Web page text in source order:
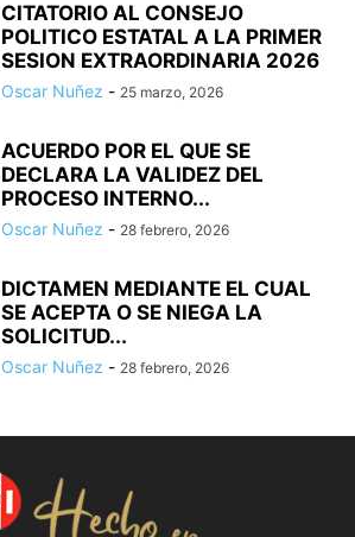
CITATORIO AL CONSEJO
POLITICO ESTATAL A LA PRIMER
SESION EXTRAORDINARIA 2026
Oscar Nuñez - 25 marzo, 2026
ACUERDO POR EL QUE SE
DECLARA LA VALIDEZ DEL
PROCESO INTERNO...
Oscar Nuñez - 28 febrero, 2026
DICTAMEN MEDIANTE EL CUAL
SE ACEPTA O SE NIEGA LA
SOLICITUD...
Oscar Nuñez - 28 febrero, 2026